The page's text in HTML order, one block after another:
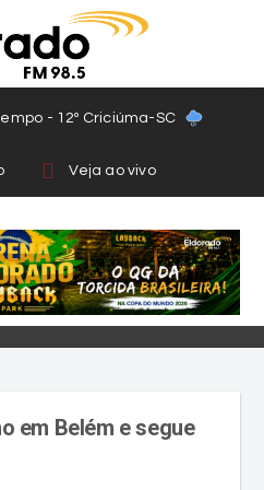
- 12º Criciúma-SC
Veja ao vivo
em Belém e segue